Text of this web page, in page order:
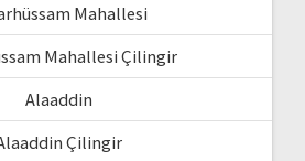
Mahallesi
Mahallesi Çilingir
Alaaddin
Çilingir